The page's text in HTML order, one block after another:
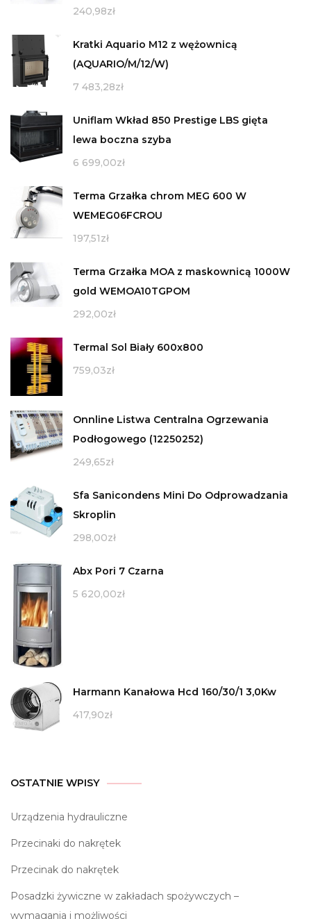
240,98zł
Kratki Aquario M12 z wężownicą
(AQUARIO/M/12/W)
7 483,28zł
Uniflam Wkład 850 Prestige LBS gięta
lewa boczna szyba
6 699,00zł
Terma Grzałka chrom MEG 600 W
WEMEG06FCROU
197,51zł
Terma Grzałka MOA z maskownicą 1000W
gold WEMOA10TGPOM
292,00zł
Termal Sol Biały 600x800
759,03zł
Onnline Listwa Centralna Ogrzewania
Podłogowego (12250252)
249,65zł
Sfa Sanicondens Mini Do Odprowadzania
Skroplin
298,00zł
Abx Pori 7 Czarna
5 620,00zł
Harmann Kanałowa Hcd 160/30/1 3,0Kw
417,90zł
OSTATNIE WPISY
Urządzenia hydrauliczne
Przecinaki do nakrętek
Przecinak do nakrętek
Posadzki żywiczne w zakładach spożywczych –
wymagania i możliwości